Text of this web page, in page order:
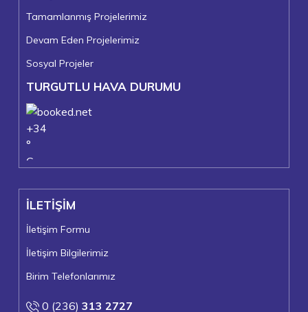
Tamamlanmış Projelerimiz
Devam Eden Projelerimiz
Sosyal Projeler
TURGUTLU HAVA DURUMU
+34
°
C
+21°
Turgutlu
Cuma, 07
İLETİŞİM
İletişim Formu
İletişim Bilgilerimiz
Birim Telefonlarımız
0 (236) 313 2727